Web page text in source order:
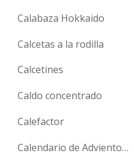
Calabaza Hokkaido
Calcetas a la rodilla
Calcetines
Caldo concentrado
Calefactor
Calendario de Adviento para perros